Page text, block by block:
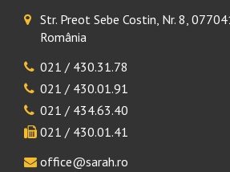
Str. Preot Sebe Costin, Nr. 8,
România
021 / 430.31.78
021 / 430.01.91
021 / 434.63.40
021 / 430.01.41
office@sarah.ro